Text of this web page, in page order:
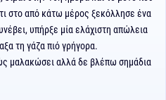
στο από κάτω μέρος ξεκόλλησε ένα
υπήρξε μία ελάχιστη απώλεια
τη γάζα πιό γρήγορα.
μαλακώσει αλλά δε βλέπω σημάδια